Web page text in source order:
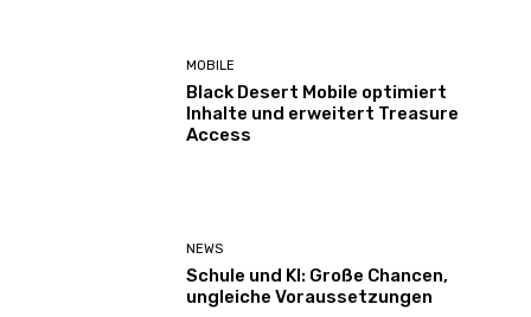
MOBILE
Black Desert Mobile optimiert
Inhalte und erweitert Treasure
Access
NEWS
Schule und KI: Große Chancen,
ungleiche Voraussetzungen